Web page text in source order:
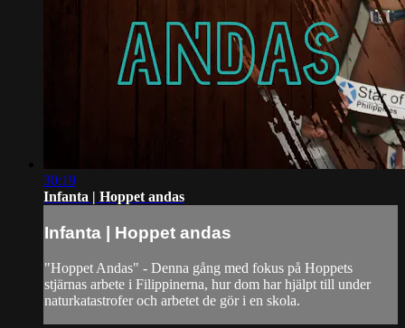
30:19
Infanta | Hoppet andas
Infanta | Hoppet andas
"Hoppet Andas" - Denna gång med fokus på Hoppets
stjärnas arbete i Filippinerna, hur dom har hjälpt till under
naturkatastrofer och arbetet de gör i en skola.